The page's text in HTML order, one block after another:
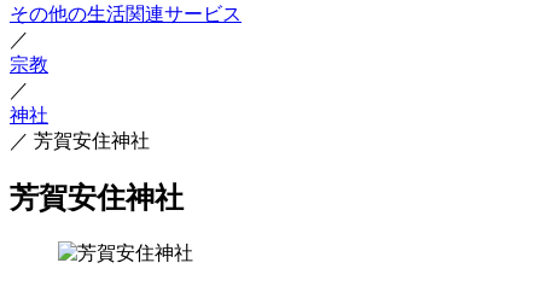
その他の生活関連サービス
／
宗教
／
神社
／ 芳賀安住神社
芳賀安住神社